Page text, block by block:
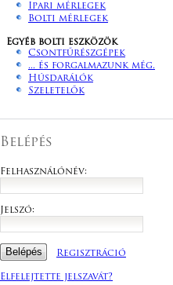
Ipari mérlegek
Bolti mérlegek
Egyéb bolti eszközök
Csontfűrészgépek
... és forgalmazunk még.
Húsdarálók
Szeletelők
Belépés
Felhasználónév:
Jelszó:
Regisztráció
Elfelejtette jelszavát?